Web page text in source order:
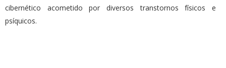
cibernético acometido por diversos transtornos físicos e
psíquicos.